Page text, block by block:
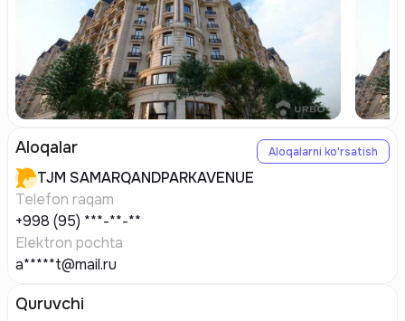
Aloqalar Aloqalarni ko'rsatish
TJM SAMARQANDPARKAVENUE
Telefon raqam
+998 (95) ***-**-**
Elektron pochta
a*****t@mail.ru
Quruvchi